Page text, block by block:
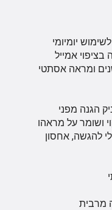
יומיומי
אמייל
ומראה אסתטי
הגנה מפני
ושומר על מראהו
להגשה, אחסון
מרבית